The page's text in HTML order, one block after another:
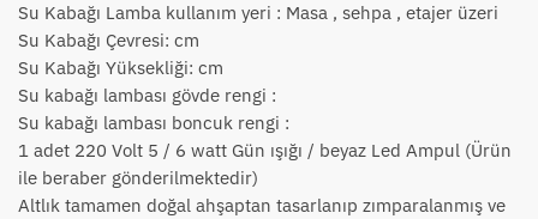
Su Kabağı Lamba kullanım yeri : Masa , sehpa , etajer üzeri
Su Kabağı Çevresi: cm
Su Kabağı Yüksekliği: cm
Su kabağı lambası gövde rengi :
Su kabağı lambası boncuk rengi :
1 adet 220 Volt 5 / 6 watt Gün ışığı / beyaz Led Ampul (Ürün
ile beraber gönderilmektedir)
Altlık tamamen doğal ahşaptan tasarlanıp zımparalanmış ve